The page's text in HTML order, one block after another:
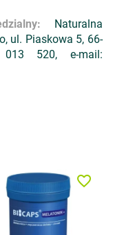
Naturalna
ul. Piaskowa 5, 66-
520, e-mail:
favorite_border